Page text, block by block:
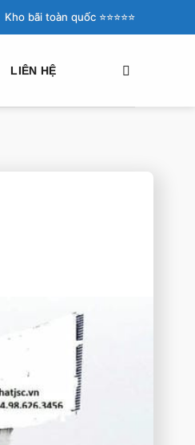
Kho bãi toàn quốc ⭐️⭐️⭐️⭐️⭐️
LIÊN HỆ